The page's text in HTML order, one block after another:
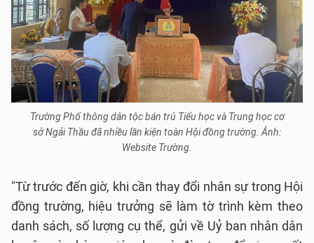
Trường Phổ thông dân tộc bán trú Tiểu học và Trung học cơ
sở Ngải Thầu đã nhiều lần kiện toàn Hội đồng trường. Ảnh:
Website Trường.
"Từ trước đến giờ, khi cần thay đổi nhân sự trong Hội
đồng trường, hiệu trưởng sẽ làm tờ trình kèm theo
danh sách, số lượng cụ thể, gửi về Uỷ ban nhân dân